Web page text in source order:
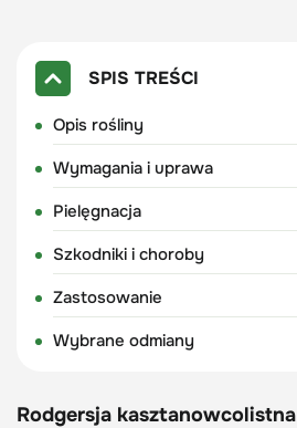
SPIS TREŚCI
Opis rośliny
Wymagania i uprawa
Pielęgnacja
Szkodniki i choroby
Zastosowanie
Wybrane odmiany
Rodgersja kasztanowcolistna